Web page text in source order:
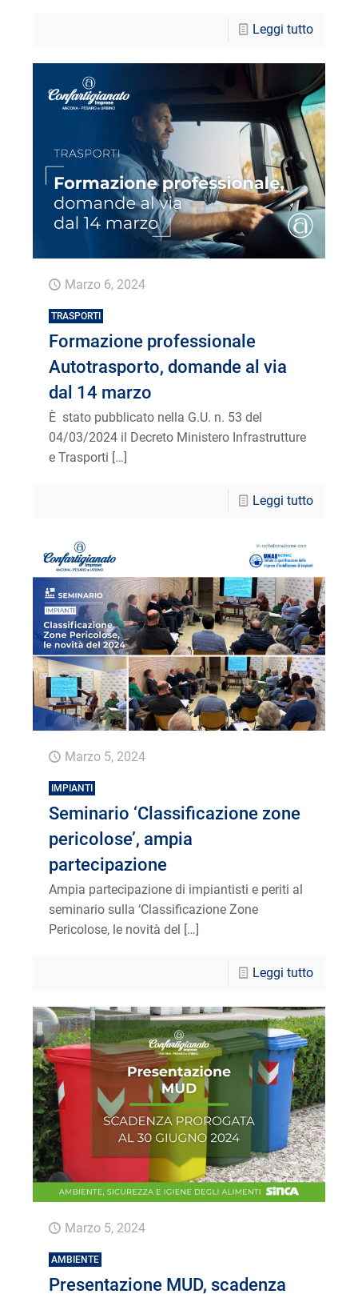
Leggi tutto
Marzo 6, 2024
TRASPORTI
Formazione professionale
Autotrasporto, domande al via
dal 14 marzo
È stato pubblicato nella G.U. n. 53 del
04/03/2024 il Decreto Ministero Infrastrutture
e Trasporti […]
Leggi tutto
Marzo 5, 2024
IMPIANTI
Seminario ‘Classificazione zone
pericolose’, ampia
partecipazione
Ampia partecipazione di impiantisti e periti al
seminario sulla ‘Classificazione Zone
Pericolose, le novità del […]
Leggi tutto
Marzo 5, 2024
AMBIENTE
Presentazione MUD, scadenza